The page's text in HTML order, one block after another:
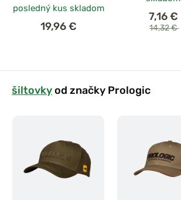
posledný kus skladom
19,96 €
7,16 €
14,32 €
šiltovkyod značky Prologic